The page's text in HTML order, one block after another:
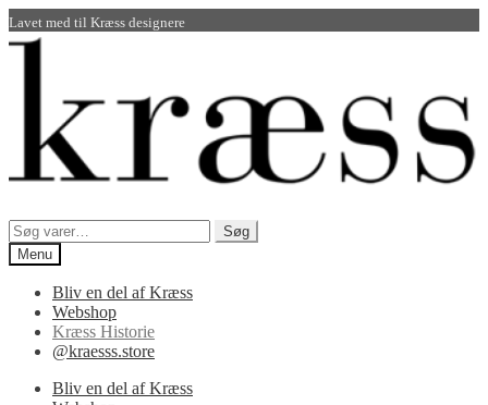
Lavet med til Kræss designere
Spring
Spring
Søg
efter:
Søg
Menu
Bliv en del af Kræss
Webshop
Kræss Historie
@kraesss.store
Bliv en del af Kræss